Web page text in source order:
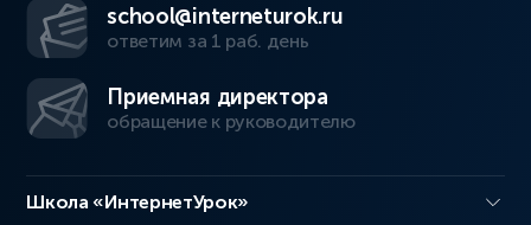
school@interneturok.ru
ответим за 1 раб. день
Приемная директора
обращение к руководителю
Школа «ИнтернетУрок»